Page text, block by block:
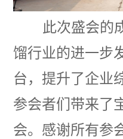
此次盛会的成
馏行业的进一步
台，提升了企业
参会者们带来了
会。感谢所有参